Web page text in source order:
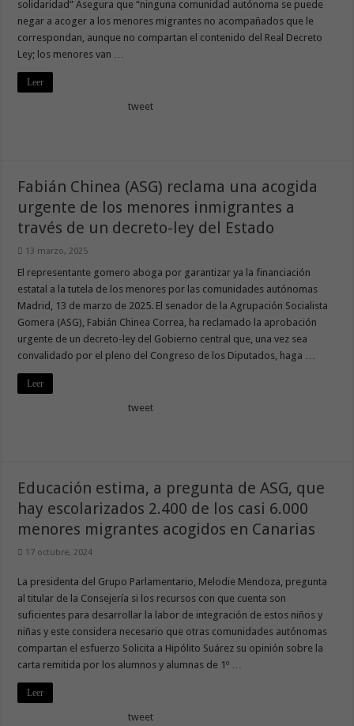
solidaridad” Asegura que “ninguna comunidad autónoma se puede
negar a acoger a los menores migrantes no acompañados que le
correspondan, aunque no compartan el contenido del Real Decreto
Ley; los menores van …
Leer
tweet
Fabián Chinea (ASG) reclama una acogida
urgente de los menores inmigrantes a
través de un decreto-ley del Estado
13 marzo, 2025
El representante gomero aboga por garantizar ya la financiación
estatal a la tutela de los menores por las comunidades autónomas
Madrid, 13 de marzo de 2025. El senador de la Agrupación Socialista
Gomera (ASG), Fabián Chinea Correa, ha reclamado la aprobación
urgente de un decreto-ley del Gobierno central que, una vez sea
convalidado por el pleno del Congreso de los Diputados, haga …
Leer
tweet
Educación estima, a pregunta de ASG, que
hay escolarizados 2.400 de los casi 6.000
menores migrantes acogidos en Canarias
17 octubre, 2024
La presidenta del Grupo Parlamentario, Melodie Mendoza, pregunta
al titular de la Consejería si los recursos con que cuenta son
suficientes para desarrollar la labor de integración de estos niños y
niñas y este considera necesario que otras comunidades autónomas
compartan el esfuerzo Solicita a Hipólito Suárez su opinión sobre la
carta remitida por los alumnos y alumnas de 1º …
Leer
tweet